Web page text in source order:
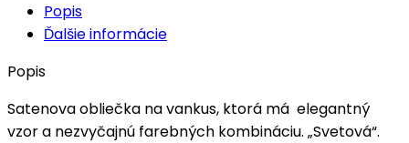
Popis
Ďalšie informácie
Popis
Satenova obliečka na vankus, ktorá má elegantný
vzor a nezvyčajnú farebných kombináciu. „Svetová“.